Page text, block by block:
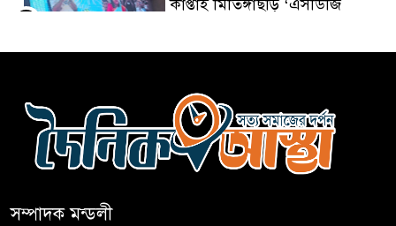
কাপ্তাই মিতিঙ্গাছড়ি ‘এসডিজি
করেনি ভারতীয় হাইকমিশনার
৬
জুলাই জাদুঘরের সকল ভাস্কর্য
সম্পাদক মন্ডলী